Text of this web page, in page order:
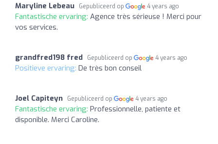
Maryline Lebeau Gepubliceerd op 4 years ago
Fantastische ervaring: Agence très sérieuse ! Merci pour
vos services.
grandfred198 fred Gepubliceerd op 4 years ago
Positieve ervaring: De très bon conseil
Joel Capiteyn Gepubliceerd op 4 years ago
Fantastische ervaring: Professionnelle, patiente et
disponible. Merci Caroline.